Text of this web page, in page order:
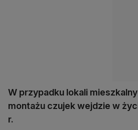
W przypadku lokali
montażu czujek wejdzie w
r.